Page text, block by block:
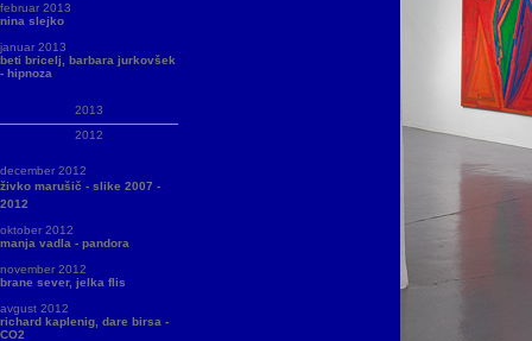
februar 2013
nina slejko
januar 2013
beti bricelj, barbara jurkovšek
- hipnoza
2013
2012
december 2012
živko marušič - slike 2007 -
2012
oktober 2012
manja vadla - pandora
november 2012
brane sever, jelka flis
avgust 2012
richard kaplenig, dare birsa -
CO2